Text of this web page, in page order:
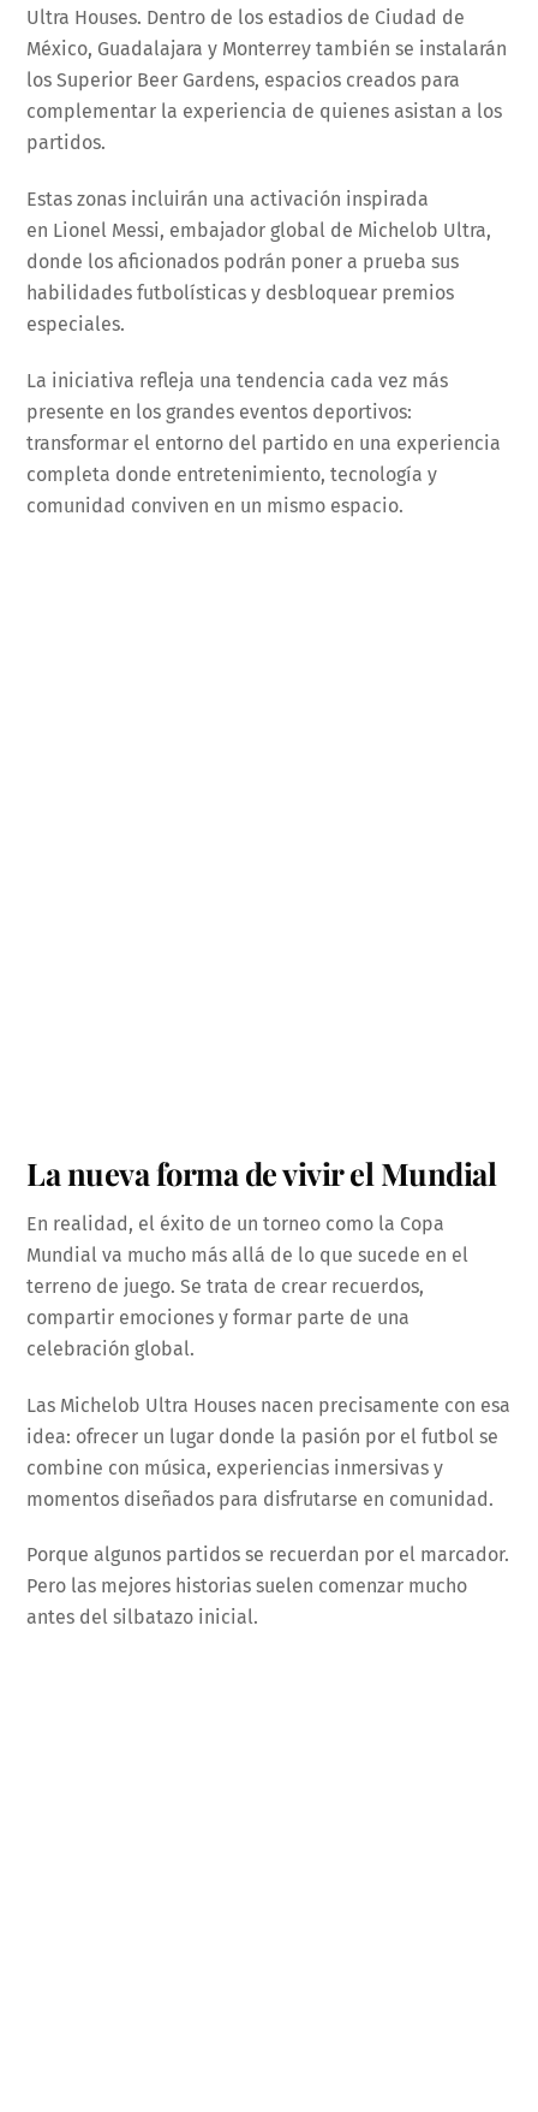
Ultra Houses. Dentro de los estadios de Ciudad de
México, Guadalajara y Monterrey también se instalarán
los Superior Beer Gardens, espacios creados para
complementar la experiencia de quienes asistan a los
partidos.
Estas zonas incluirán una activación inspirada
en Lionel Messi, embajador global de Michelob Ultra,
donde los aficionados podrán poner a prueba sus
habilidades futbolísticas y desbloquear premios
especiales.
La iniciativa refleja una tendencia cada vez más
presente en los grandes eventos deportivos:
transformar el entorno del partido en una experiencia
completa donde entretenimiento, tecnología y
comunidad conviven en un mismo espacio.
La nueva forma de vivir el Mundial
En realidad, el éxito de un torneo como la Copa
Mundial va mucho más allá de lo que sucede en el
terreno de juego. Se trata de crear recuerdos,
compartir emociones y formar parte de una
celebración global.
Las Michelob Ultra Houses nacen precisamente con esa
idea: ofrecer un lugar donde la pasión por el futbol se
combine con música, experiencias inmersivas y
momentos diseñados para disfrutarse en comunidad.
Porque algunos partidos se recuerdan por el marcador.
Pero las mejores historias suelen comenzar mucho
antes del silbatazo inicial.